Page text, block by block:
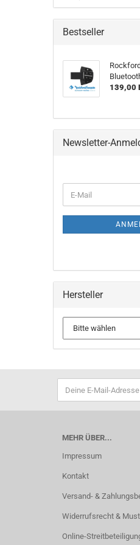
Bestseller
139,00
Newsletter-
ZUR
E-
Mail
Hersteller
MEHR ÜBER...
Impressum
Kontakt
Versand- &
Widerrufsrecht &
Online-